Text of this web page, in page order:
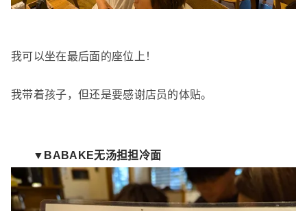
我可以坐在最后面的座位上！
我带着孩子，但还是要感谢店员的体贴。
▼BABAKE无汤担担冷面